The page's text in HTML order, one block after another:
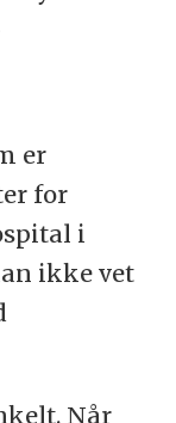
er
for
i
ikke vet
Når